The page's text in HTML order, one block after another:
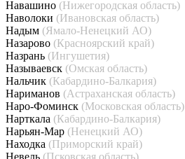
Навашино (Нижегородская область)
Наволоки (Ивановская область)
Надым (Ямало-Ненецкий АО)
Назарово (Красноярский край)
Назрань (Ингушетия)
Называевск (Омская область)
Нальчик (Кабардино-Балкария)
Нариманов (Астраханская область)
Наро-Фоминск (Московская область)
Нарткала (Кабардино-Балкария)
Нарьян-Мар (Ненецкий АО)
Находка (Приморский край)